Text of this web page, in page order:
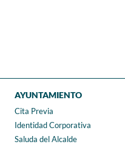
AYUNTAMIENTO
Cita Previa
Identidad Corporativa
Saluda del Alcalde